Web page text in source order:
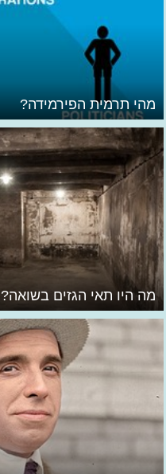
מהי תרמית הפירמידה?
מה היו תאי הגזים בשואה?